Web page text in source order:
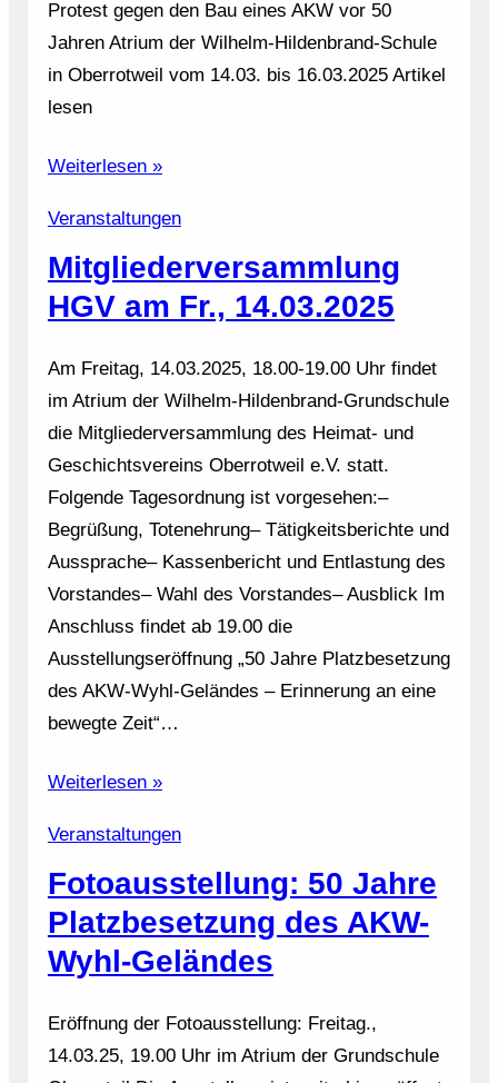
Protest gegen den Bau eines AKW vor 50
Jahren Atrium der Wilhelm-Hildenbrand-Schule
in Oberrotweil vom 14.03. bis 16.03.2025 Artikel
lesen
Weiterlesen »
Veranstaltungen
Mitgliederversammlung
HGV am Fr., 14.03.2025
Am Freitag, 14.03.2025, 18.00-19.00 Uhr findet
im Atrium der Wilhelm-Hildenbrand-Grundschule
die Mitgliederversammlung des Heimat- und
Geschichtsvereins Oberrotweil e.V. statt.
Folgende Tagesordnung ist vorgesehen:–
Begrüßung, Totenehrung– Tätigkeitsberichte und
Aussprache– Kassenbericht und Entlastung des
Vorstandes– Wahl des Vorstandes– Ausblick Im
Anschluss findet ab 19.00 die
Ausstellungseröffnung „50 Jahre Platzbesetzung
des AKW-Wyhl-Geländes – Erinnerung an eine
bewegte Zeit“…
Weiterlesen »
Veranstaltungen
Fotoausstellung: 50 Jahre
Platzbesetzung des AKW-
Wyhl-Geländes
Eröffnung der Fotoausstellung: Freitag.,
14.03.25, 19.00 Uhr im Atrium der Grundschule